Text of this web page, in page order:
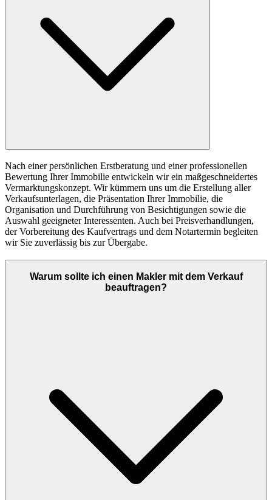
Nach einer persönlichen Erstberatung und einer professionellen
Bewertung Ihrer Immobilie entwickeln wir ein maßgeschneidertes
Vermarktungskonzept. Wir kümmern uns um die Erstellung aller
Verkaufsunterlagen, die Präsentation Ihrer Immobilie, die
Organisation und Durchführung von Besichtigungen sowie die
Auswahl geeigneter Interessenten. Auch bei Preisverhandlungen,
der Vorbereitung des Kaufvertrags und dem Notartermin begleiten
wir Sie zuverlässig bis zur Übergabe.
Warum sollte ich einen Makler mit dem Verkauf
beauftragen?